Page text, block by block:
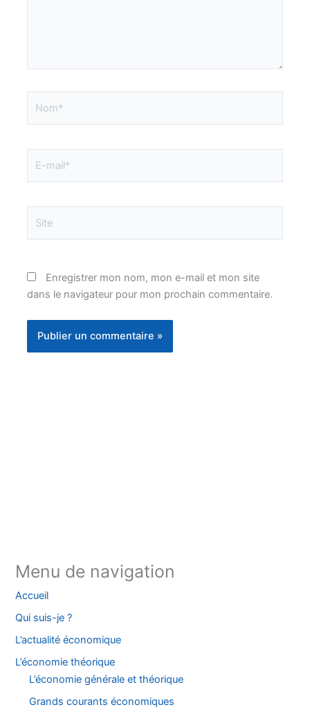
mail*
Enregistrer mon nom, mon e-mail et mon site
dans le navigateur pour mon prochain commentaire.
Menu de navigation
Accueil
Qui suis-je ?
L’actualité économique
L’économie théorique
L’économie générale et théorique
Grands courants économiques